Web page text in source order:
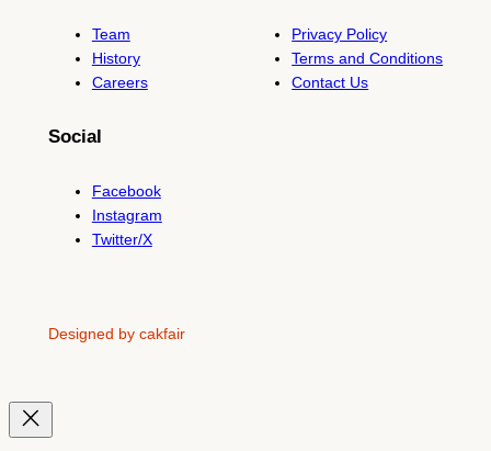
Team
History
Careers
Privacy Policy
Terms and Conditions
Contact Us
Social
Facebook
Instagram
Twitter/X
Designed by cakfair